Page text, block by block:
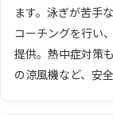
ます。泳ぎが苦手
コーチングを行い
提供。熱中症対策
の涼風機など、安